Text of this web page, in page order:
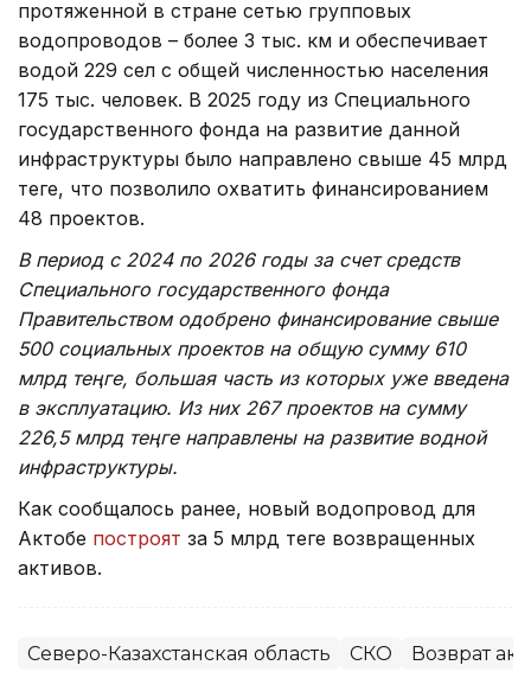
протяженной в стране сетью групповых
водопроводов – более 3 тыс. км и обеспечивает
водой 229 сел с общей численностью населения
175 тыс. человек. В 2025 году из Специального
государственного фонда на развитие данной
инфраструктуры было направлено свыше 45 млрд
теңге, что позволило охватить финансированием
48 проектов.
В период с 2024 по 2026 годы за счет средств
Специального государственного фонда
Правительством одобрено финансирование свыше
500 социальных проектов на общую сумму 610
млрд теңге, большая часть из которых уже введена
в эксплуатацию. Из них 267 проектов на сумму
226,5 млрд теңге направлены на развитие водной
инфраструктуры.
Как сообщалось ранее, новый водопровод для
Актобе построят за 5 млрд теңге возвращенных
активов.
Северо-Казахстанская область СКО Возврат